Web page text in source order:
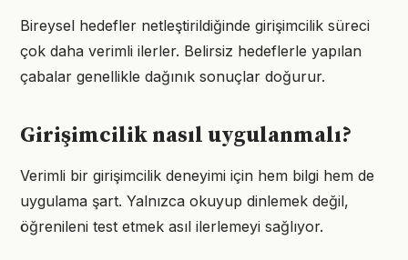
Bireysel hedefler netleştirildiğinde girişimcilik süreci
çok daha verimli ilerler. Belirsiz hedeflerle yapılan
çabalar genellikle dağınık sonuçlar doğurur.
Girişimcilik nasıl uygulanmalı?
Verimli bir girişimcilik deneyimi için hem bilgi hem de
uygulama şart. Yalnızca okuyup dinlemek değil,
öğrenileni test etmek asıl ilerlemeyi sağlıyor.